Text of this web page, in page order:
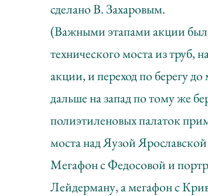
сделано В. Захаровым.
(Важными этапами акции
технического моста из труб,
акции, и переход по берегу
дальше на запад по тому же
полиэтиленовых палаток
моста над Яузой
Мегафон с Федосовой и
Лейдерману, а мегафон с